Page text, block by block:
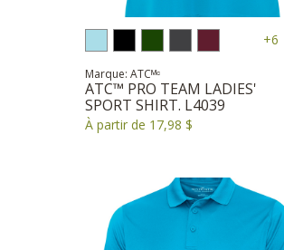
6
Marque: ATCᴹᶜ
ATC™ PRO TEAM LADIES'
SPORT SHIRT. L4039
À partir de 17,98 $